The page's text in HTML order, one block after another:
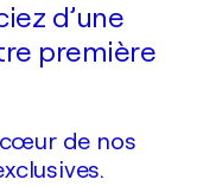
d’une
première
de nos